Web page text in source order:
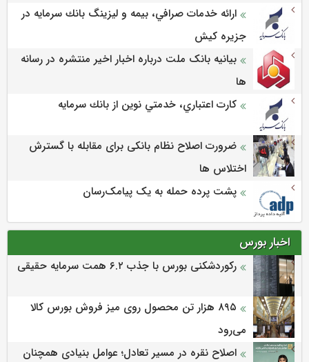
ارائه خدمات صرافي، بيمه و ليزينگ بانك سرمايه در
جزيره كيش
بیانیه بانک ملت درباره اخبار اخیر منتشره در رسانه
ها
كارت اعتباري، خدمتي نوين از بانك سرمايه
ضرورت اصلاح نظام بانکی برای مقابله با گسترش
اختلاس ها
پشت پرده حمله به یک پیامک‌رسان
اخبار بورس
رکوردشکنی بورس با جذب ۶.۲ همت سرمایه حقیقی
۸۹۵ هزار تن محصول روی میز فروش بورس کالا
می‌‌رود
اصلاح نقره در مسیر تعادل؛ عوامل بنیادی همچنان